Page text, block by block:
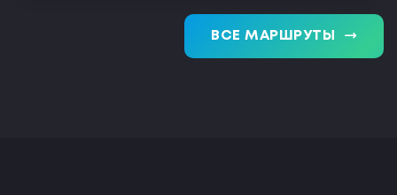
ВСЕ МАРШРУТЫ trending_flat